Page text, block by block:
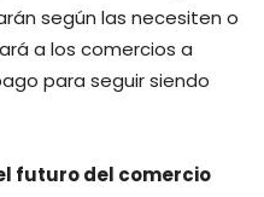
según las necesiten o
a los comercios a
para seguir siendo
futuro del comercio